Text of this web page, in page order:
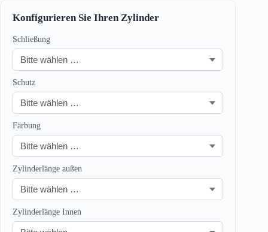
Konfigurieren Sie Ihren Zylinder
Schließung
Schutz
Färbung
Zylinderlänge außen
Zylinderlänge Innen